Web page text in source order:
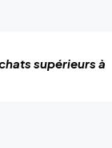
supérieurs à